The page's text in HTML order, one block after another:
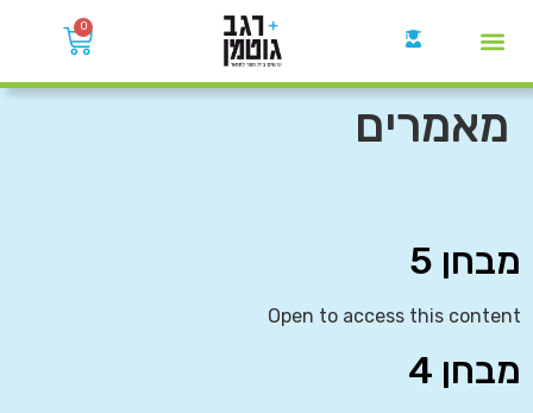
0
מאמרים
מבחן 5
Open to access this content
מבחן 4